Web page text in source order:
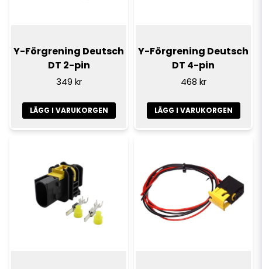
Y-Förgrening Deutsch
DT 2-pin
349 kr
LÄGG I VARUKORGEN
Y-Förgrening Deutsch
DT 4-pin
468 kr
LÄGG I VARUKORGEN